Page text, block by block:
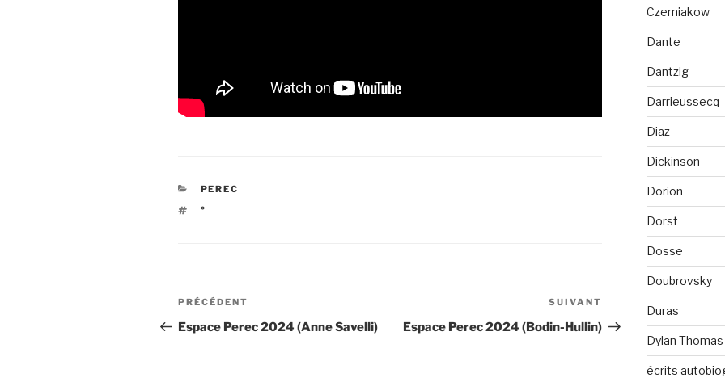
CATÉGORIES
PEREC
ÉTIQUETTES
°
Navigation
de
Article
précédent
PRÉCÉDENT
Espace Perec 2024 (Anne Savelli)
suivant
SUIVANT
Espace Perec 2024 (Bodin-Hullin)
Czerniakow
Dante
Dantzig
Darrieussecq
Diaz
Dickinson
Dorion
Dorst
Dosse
Doubrovsky
Duras
Dylan Thomas
écrits